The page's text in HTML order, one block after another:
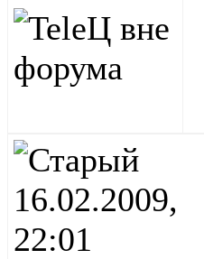
16.02.2009,
22:01